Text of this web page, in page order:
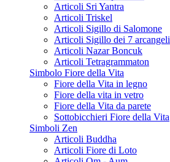
Articoli Sri Yantra
Articoli Triskel
Articoli Sigillo di Salomone
Articoli Sigillo dei 7 arcangeli
Articoli Nazar Boncuk
Articoli Tetragrammaton
Simbolo Fiore della Vita
Fiore della Vita in legno
Fiore della vita in vetro
Fiore della Vita da parete
Sottobicchieri Fiore della Vita
Simboli Zen
Articoli Buddha
Articoli Fiore di Loto